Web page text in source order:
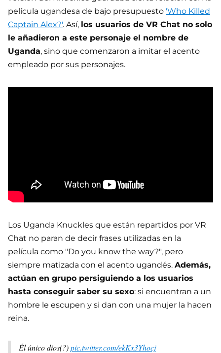
película ugandesa de bajo presupuesto 'Who Killed
Captain Alex?'. Así, los usuarios de VR Chat no solo
le añadieron a este personaje el nombre de
Uganda, sino que comenzaron a imitar el acento
empleado por sus personajes.
Los Uganda Knuckles que están repartidos por VR
Chat no paran de decir frases utilizadas en la
película como "Do you know the way?", pero
siempre matizada con el acento ugandés. Además,
actúan en grupo persiguiendo a los usuarios
hasta conseguir saber su sexo: si encuentran a un
hombre le escupen y si dan con una mujer la hacen
reina.
Él único dios(?)pic.twitter.com/ekKx3Yhocj